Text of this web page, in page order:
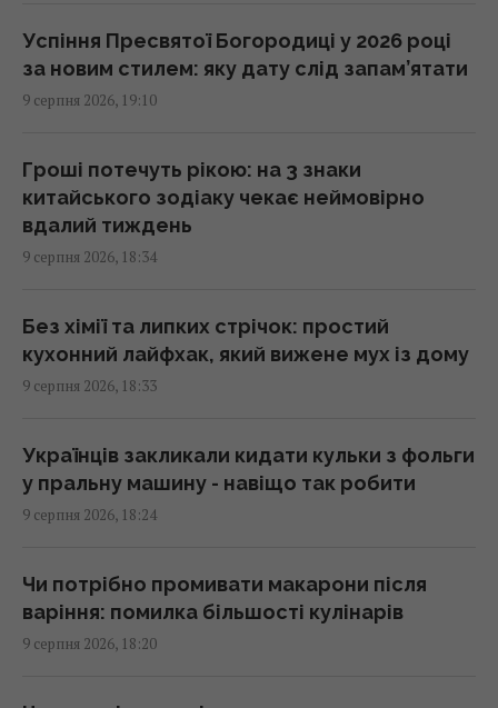
18:12 неділя, 09 серпня 2026
Гороскоп на 10 серпня за картами Таро:
цілі
18:00 неділя, 09 серпня 2026
У єгипетських гробницях знаходили мед
17:34 неділя, 09 серпня 2026
Україна з прохача допомоги
США, - The Atlantic
17:31 неділя, 09 серпня 2026
бутерброд: експерти дали несподівану
відповідь
17:29 неділя, 09 серпня 2026
Успіння Пресвятої Богородиці у 2026 році
за новим стилем: яку дату слід запам’ятати
9 серпня 2026, 19:10
Гроші потечуть рікою: на 3 знаки
китайського зодіаку чекає неймовірно
вдалий тиждень
9 серпня 2026, 18:34
Без хімії та липких стрічок: простий
кухонний лайфхак, який вижене мух із дому
9 серпня 2026, 18:33
Українців закликали кидати кульки з фольги
у пральну машину - навіщо так робити
9 серпня 2026, 18:24
Чи потрібно промивати макарони після
варіння: помилка більшості кулінарів
9 серпня 2026, 18:20